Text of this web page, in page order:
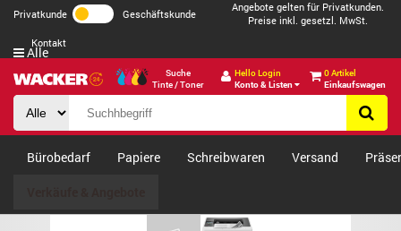
Privatkunde Geschäftskunde
Angebote gelten für Privatkunden.
Preise inkl. gesetzl. MwSt.
Kontakt
Suche
Tinte / Toner
Hello Login
Konto & Listen
0 Artikel
Einkaufswagen
Alle
Bürobedarf Papiere Schreibwaren Versand